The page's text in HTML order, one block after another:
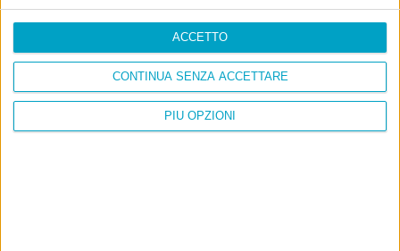
PIÙ OPZIONI
CONTINUA SENZA ACCETTARE
ACCETTO